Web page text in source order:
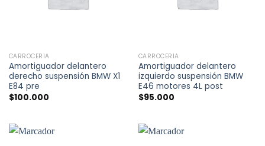
CARROCERÍA
Amortiguador delantero
derecho suspensión BMW X1
E84 pre
$100.000
CARROCERÍA
Amortiguador delantero
izquierdo suspensión BMW
E46 motores 4L post
$95.000